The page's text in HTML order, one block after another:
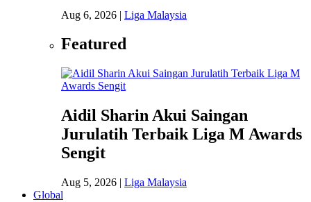
Aug 6, 2026 | Liga Malaysia
Featured
Aidil Sharin Akui Saingan
Jurulatih Terbaik Liga M Awards
Sengit
Aug 5, 2026 | Liga Malaysia
Global